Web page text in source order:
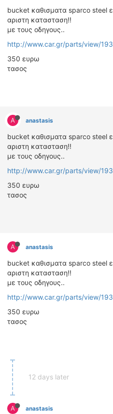
bucket καθισματα sparco steel
αριστη κατασταση!!
με τους οδηγους..
http://www.car.gr/parts/view/
350 ευρω
τασος
A anastasis
bucket καθισματα sparco steel
αριστη κατασταση!!
με τους οδηγους..
http://www.car.gr/parts/view/
350 ευρω
τασος
A anastasis
bucket καθισματα sparco steel
αριστη κατασταση!!
με τους οδηγους..
http://www.car.gr/parts/view/
350 ευρω
τασος
12 days later
A anastasis
VIDEO
ΝΕΑ ΜΟΝΤΕΛΑ
ΑΓΩΝΕΣ
ΛΕΞΙΚΟ
ΠΕΡΙΒΑΛΛΟΝ
ΔΟΚΙΜΕΣ – ΠΑΡΟΥΣΙΑΣΕΙΣ
ΕΙΔΗΣΕΙΣ
ΑΓΩΝΕΣ
ΕΛΛΗΝΙΚΟΙ ΑΓΩΝΕΣ
ΤΙΜΕΣ
4T CLASSIC
ΜΟΝΤΕΛΑ
ΚΑΤΑΣΚΕΥΑΣΤΕΣ
ΠΡΟΣΩΠΙΚΟΤΗΤΕΣ
ΠΩΛΗΣΕΙΣ
ΜΕΤΑΧΕΙΡΙΣΜΕΝΑ